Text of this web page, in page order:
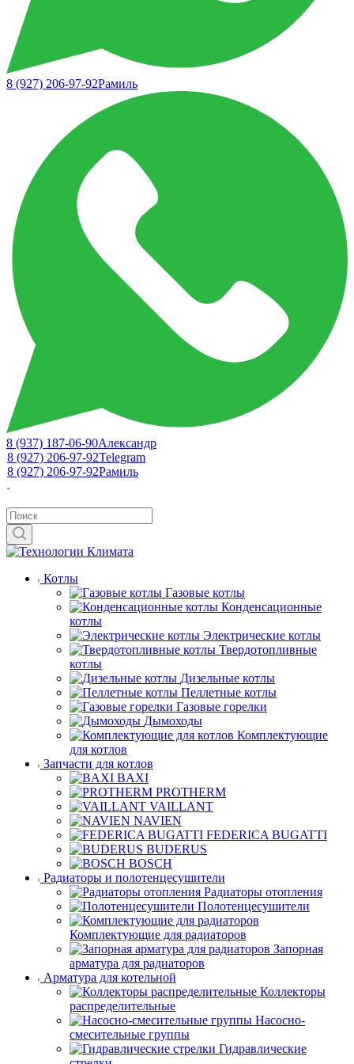
8 (927) 206-97-92Рамиль
8 (937) 187-06-90Александр
8 (927) 206-97-92Telegram
8 (927) 206-97-92Рамиль
Котлы
Газовые котлы
Конденсационные
котлы
Электрические котлы
Твердотопливные
котлы
Дизельные котлы
Пеллетные котлы
Газовые горелки
Дымоходы
Комплектующие
для котлов
Запчасти для котлов
BAXI
PROTHERM
VAILLANT
NAVIEN
FEDERICA BUGATTI
BUDERUS
BOSCH
Радиаторы и полотенцесушители
Радиаторы отопления
Полотенцесушители
Комплектующие для радиаторов
Запорная
арматура для радиаторов
Арматура для котельной
Коллекторы
распределительные
Насосно-
смесительные группы
Гидравлические